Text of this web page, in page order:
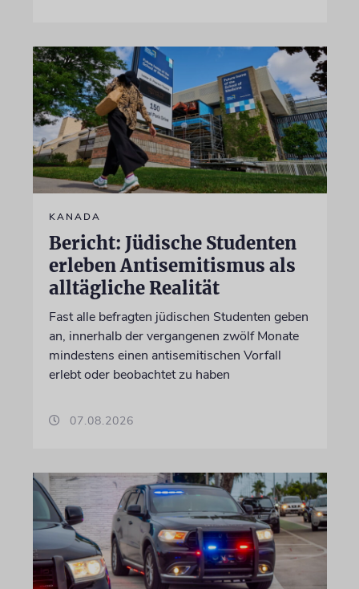
KANADA
Bericht: Jüdische Studenten
erleben Antisemitismus als
alltägliche Realität
Fast alle befragten jüdischen Studenten geben
an, innerhalb der vergangenen zwölf Monate
mindestens einen antisemitischen Vorfall
erlebt oder beobachtet zu haben
07.08.2026